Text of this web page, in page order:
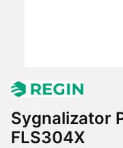
Sygnalizator
FLS304X